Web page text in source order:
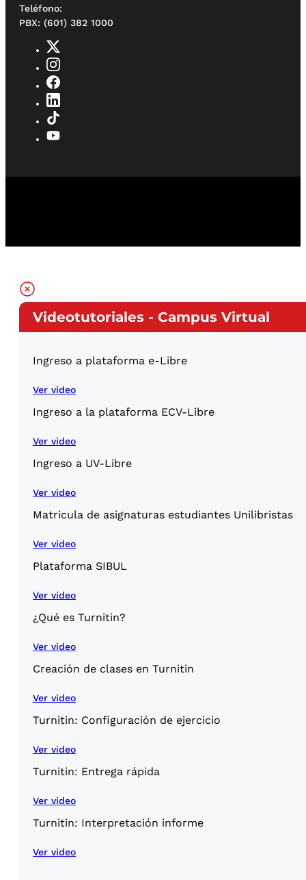
Teléfono:
PBX: (601) 382 1000
Videotutoriales - Campus Virtual
Ingreso a plataforma e-Libre
Ver video
Ingreso a la plataforma ECV-Libre
Ver video
Ingreso a UV-Libre
Ver video
Matricula de asignaturas estudiantes Unilibristas
Ver video
Plataforma SIBUL
Ver video
¿Qué es Turnitin?
Ver video
Creación de clases en Turnitin
Ver video
Turnitin: Configuración de ejercicio
Ver video
Turnitin: Entrega rápida
Ver video
Turnitin: Interpretación informe
Ver video